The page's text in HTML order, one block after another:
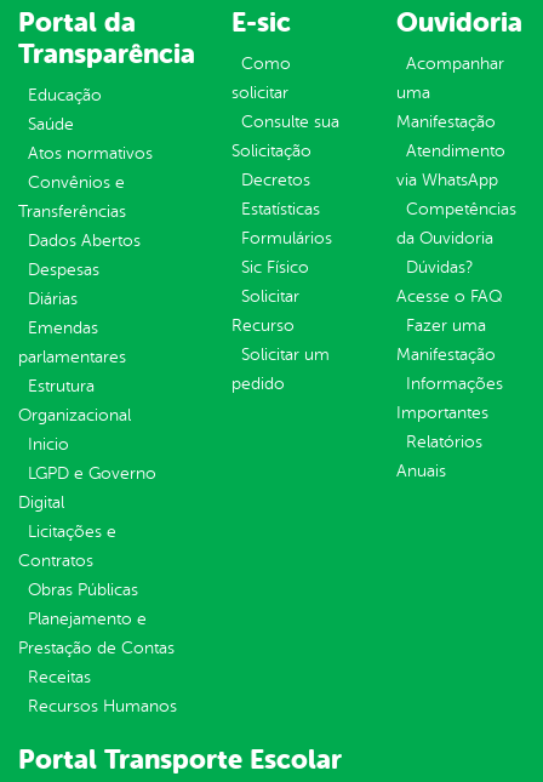
Portal da
Transparência
Educação
Saúde
Atos normativos
Convênios e
Transferências
Dados Abertos
Despesas
Diárias
Emendas
parlamentares
Estrutura
Organizacional
Inicio
LGPD e Governo
Digital
Licitações e
Contratos
Obras Públicas
Planejamento e
Prestação de Contas
Receitas
Recursos Humanos
E-sic
Como
solicitar
Consulte sua
Solicitação
Decretos
Estatísticas
Formulários
Sic Físico
Solicitar
Recurso
Solicitar um
pedido
Ouvidoria
Acompanhar
uma
Manifestação
Atendimento
via WhatsApp
Competências
da Ouvidoria
Dúvidas?
Acesse o FAQ
Fazer uma
Manifestação
Informações
Importantes
Relatórios
Anuais
Portal Transporte Escolar